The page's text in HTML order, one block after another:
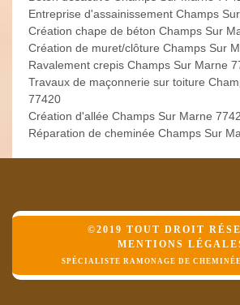
Entreprise d'assainissement Champs
Création chape de béton Champs Sur
Création de muret/clôture Champs Sur
Ravalement crepis Champs Sur Marne
Travaux de maçonnerie sur toiture
77420
Création d'allée Champs Sur Marne
Réparation de cheminée Champs Sur
©2019 TOUT DROIT
MENTIONS
SPÉCIALISTE RAMONAGE DE